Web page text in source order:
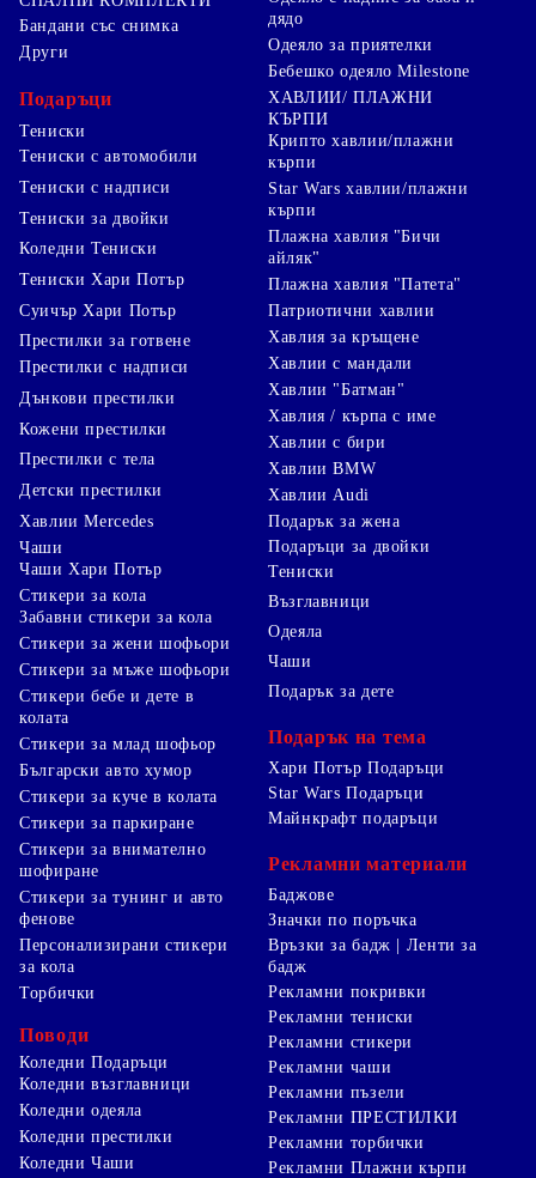
Бандани със снимка
Други
Подаръци
Тениски
Тениски с автомобили
Тениски с надписи
Тениски за двойки
Коледни Тениски
Тениски Хари Потър
Суичър Хари Потър
Престилки за готвене
Престилки с надписи
Дънкови престилки
Кожени престилки
Престилки с тела
Детски престилки
дядо
Одеяло за приятелки
Бебешко одеяло Milestone
ХАВЛИИ/ ПЛАЖНИ
КЪРПИ
Крипто хавлии/плажни
кърпи
Star Wars хавлии/плажни
кърпи
Плажна хавлия "Бичи
айляк"
Плажна хавлия "Патета"
Патриотични хавлии
Хавлия за кръщене
Хавлии с мандали
Хавлии "Батман"
Хавлия / кърпа с име
Хавлии с бири
Хавлии BMW
Хавлии Audi
Хавлии Mercedes
Чаши
Чаши Хари Потър
Стикери за кола
Забавни стикери за кола
Стикери за жени шофьори
Стикери за мъже шофьори
Стикери бебе и дете в
колата
Стикери за млад шофьор
Български авто хумор
Стикери за куче в колата
Стикери за паркиране
Стикери за внимателно
шофиране
Стикери за тунинг и авто
фенове
Персонализирани стикери
за кола
Торбички
Поводи
Коледни Подаръци
Коледни възглавници
Коледни одеяла
Коледни престилки
Коледни Чаши
Подарък за жена
Подаръци за двойки
Тениски
Възглавници
Одеяла
Чаши
Подарък за дете
Подарък на тема
Хари Потър Подаръци
Star Wars Подаръци
Майнкрафт подаръци
Рекламни материали
Баджове
Значки по поръчка
Връзки за бадж | Ленти за
бадж
Рекламни покривки
Рекламни тениски
Рекламни стикери
Рекламни чаши
Рекламни пъзели
Рекламни ПРЕСТИЛКИ
Рекламни торбички
Рекламни Плажни кърпи